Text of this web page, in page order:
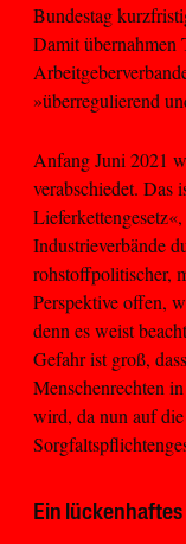
Bundestag
Damit übernahmen
»überregulierend
Anfang Juni 2021
verabschiedet. Das
Industrieverbände
rohstoffpolitischer,
Perspektive offen,
denn es weist
Gefahr ist groß,
Menschenrechten
wird, da nun auf
Ein lückenhaftes